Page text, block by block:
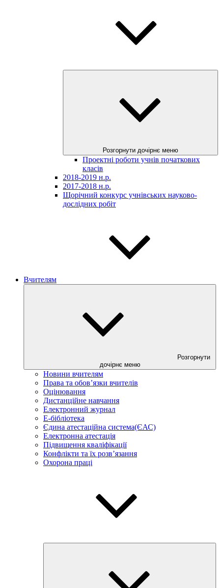
Розгорнути дочірнє меню
Проектні роботи учнів початкових
класів
2018-2019 н.р.
2017-2018 н.р.
Щорічний конкурс учнівських науково-
дослідних робіт
Вчителям
Розгорнути
дочірнє меню
Новини вчителям
Права та обов’язки вчителів
Оцінювання
Дистанційне навчання
Електронний журнал
E-бібліотека
Єдина атестаційна система(ЄАС)
Електронна атестація
Підвищення кваліфікації
Конфлікти та їх розв’язання
Охорона праці